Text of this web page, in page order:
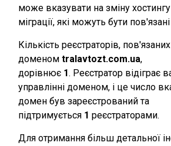
може вказувати на зміну хостингу
міграції, які можуть бути
Кількість реєстраторів, пов'язаних
доменом tralavtozt.com.ua,
дорівнює 1. Реєстратор відіграє
управлінні доменом, і це число
домен був зареєстрований та
підтримується 1 реєстраторами.
Для отримання більш детальної